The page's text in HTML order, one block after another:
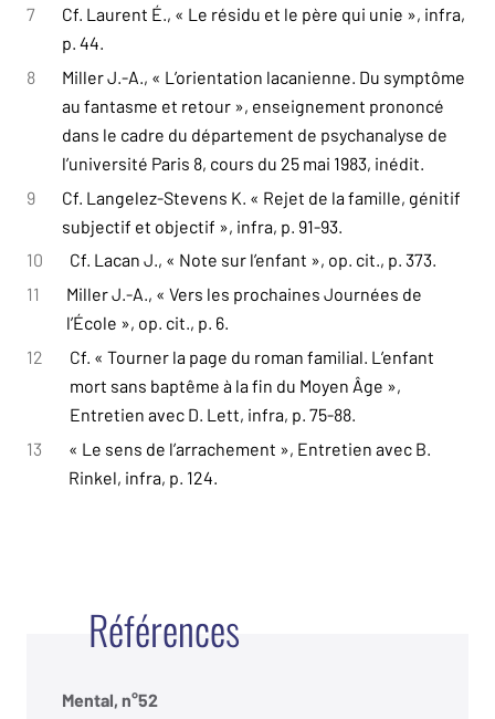
Références
Mental, n°52
7
Cf. Laurent É., « Le résidu et le père qui unie », infra,
p. 44.
8
Miller J.-A., « L’orientation lacanienne. Du symptôme
au fantasme et retour », enseignement prononcé
dans le cadre du département de psychanalyse de
l’université Paris 8, cours du 25 mai 1983, inédit.
9
Cf. Langelez-Stevens K. « Rejet de la famille, génitif
subjectif et objectif », infra, p. 91-93.
10
Cf. Lacan J., « Note sur l’enfant », op. cit., p. 373.
11
Miller J.-A., « Vers les prochaines Journées de
l’École », op. cit., p. 6.
12
Cf. « Tourner la page du roman familial. L’enfant
mort sans baptême à la fin du Moyen Âge »,
Entretien avec D. Lett, infra, p. 75-88.
13
« Le sens de l’arrachement », Entretien avec B.
Rinkel, infra, p. 124.